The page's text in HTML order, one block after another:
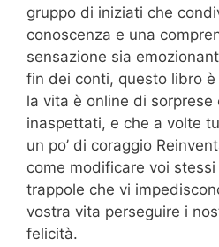
gruppo di iniziati che
conoscenza e una
sensazione sia
fin dei conti, questo libro
la vita è online di sorprese
inaspettati, e che a volte
un po’ di coraggio
come modificare voi
trappole che vi
vostra vita perseguire i
felicità.